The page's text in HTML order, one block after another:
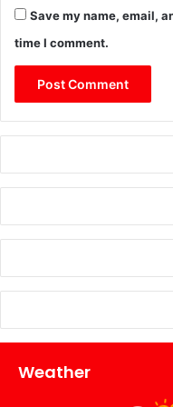
Save my name, email,
time I comment.
Weather